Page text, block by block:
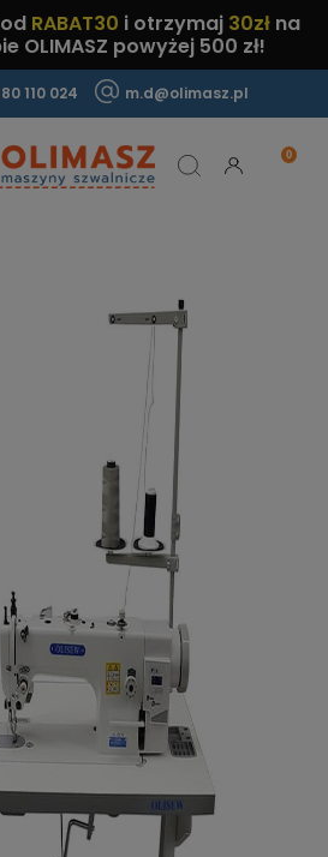
RABAT30 i otrzymaj 30złna
OLIMASZ powyżej 500 zł!
110 024 m.d@olimasz.pl
Sprawdź!